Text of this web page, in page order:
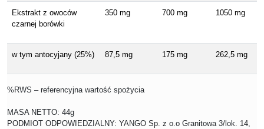
Ekstrakt z owoców
czarnej borówki
350 mg 700 mg 1050 mg
w tym antocyjany (25%) 87,5 mg 175 mg 262,5 mg
%RWS – referencyjna wartość spożycia
MASA NETTO: 44g
PODMIOT ODPOWIEDZIALNY: YANGO Sp. z o.o Granitowa 3/lok. 14,